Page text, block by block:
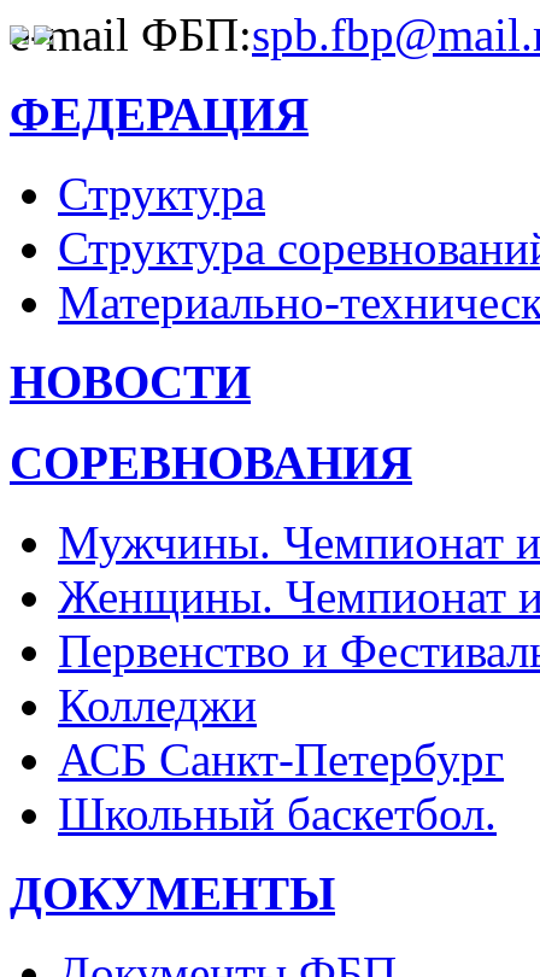
e-mail ФБП:
ФЕДЕРАЦИЯ
Структура
Структура
Материально-
НОВОСТИ
СОРЕВНОВАНИЯ
Мужчины. Чемпионат и
Женщины. Чемпионат и
Первенство и
Колледжи
АСБ Санкт-Петербург
Школьный баскетбол.
ДОКУМЕНТЫ